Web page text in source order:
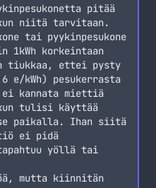
pitää
niitä tarvitaan.
tai pyykinpesukone
1kWh korkeintaan
tiukkaa, ettei pysty
e/kWh) pesukerrasta
kannata miettiä
tulisi käyttää
paikalla. Ihan siitä
ei pidä
yöllä tai
mutta kiinnitän